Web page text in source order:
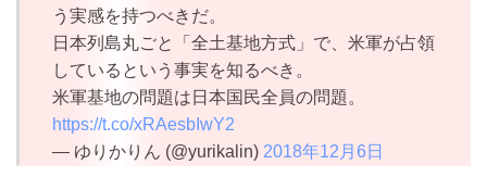
う実感を持つべきだ。
日本列島丸ごと「全土基地方式」で、米軍が占領
しているという事実を知るべき。
米軍基地の問題は日本国民全員の問題。
https://t.co/xRAesbIwY2
— ゆりかりん (@yurikalin) 2018年12月6日